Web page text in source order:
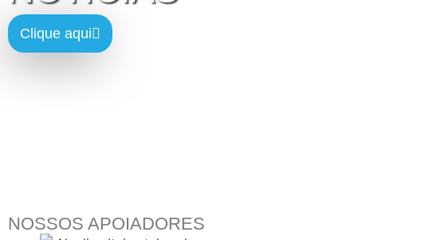
Clique aqui
NOSSOS APOIADORES